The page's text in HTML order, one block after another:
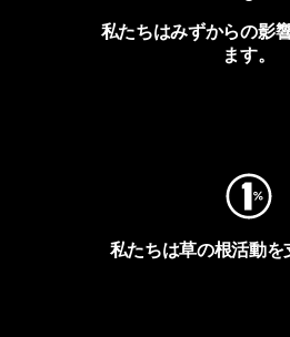
私たちはみずからの影
ます。
私たちは草の根活動を